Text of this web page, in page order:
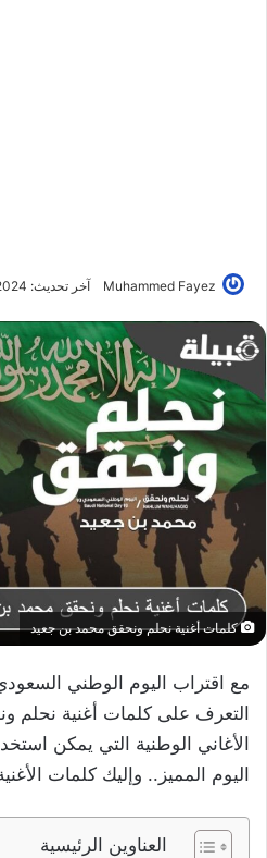
Muhammed Fayez آخر تحديث: 2024-12-02
كلمات أغنية نحلم ونحقق محمد بن جعيد
التعرف على كلمات أغنية نحلم
الأغاني الوطنية التي يمكن
اليوم المميز.. وإليك كلمات
العناوين الرئيسية